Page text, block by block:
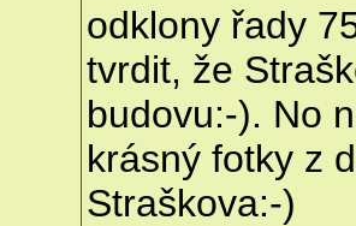
odklony řady
tvrdit, že
budovu:-). No
krásný fotky z
Straškova:-)